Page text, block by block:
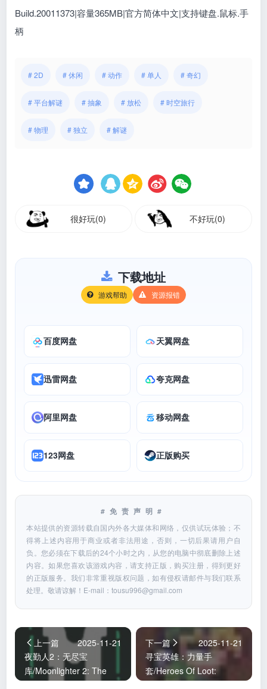
Build.20011373|容量365MB|官方简体中文|支持键盘.鼠标.手
柄
# 2D # 休闲 # 动作 # 单人 # 奇幻
# 平台解谜 # 抽象 # 放松 # 时空旅行
# 物理 # 独立 # 解谜
很好玩(0) 不好玩(0)
下载地址
游戏帮助 资源报错
百度网盘 天翼网盘
迅雷网盘 夸克网盘
阿里网盘 移动网盘
123网盘 正版购买
#免责声明#
本站提供的资源转载自国内外各大媒体和网络，仅供试玩体验；不
得将上述内容用于商业或者非法用途，否则，一切后果请用户自
负。您必须在下载后的24个小时之内，从您的电脑中彻底删除上述
内容。如果您喜欢该游戏内容，请支持正版，购买注册，得到更好
的正版服务。我们非常重视版权问题，如有侵权请邮件与我们联系
处理。敬请谅解！E-mail：tousu996@gmail.com
上一篇
2025-11-21
夜勤人2：无尽宝
库/Moonlighter 2: The
Endless Vault
下一篇
2025-11-21
寻宝英雄：力量手
套/Heroes Of Loot:
Gauntlet Of Power